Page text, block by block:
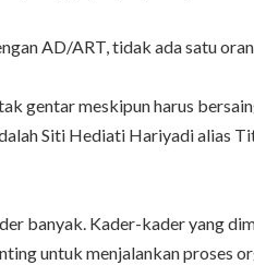
AD/ART, tidak ada satu
gentar meskipun harus
Siti Hediati Hariyadi alias
banyak. Kader-kader yang
untuk menjalankan proses